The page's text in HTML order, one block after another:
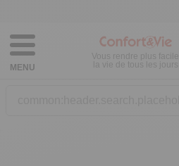
MENU
Vous rendre plus facile
la vie de tous les jours